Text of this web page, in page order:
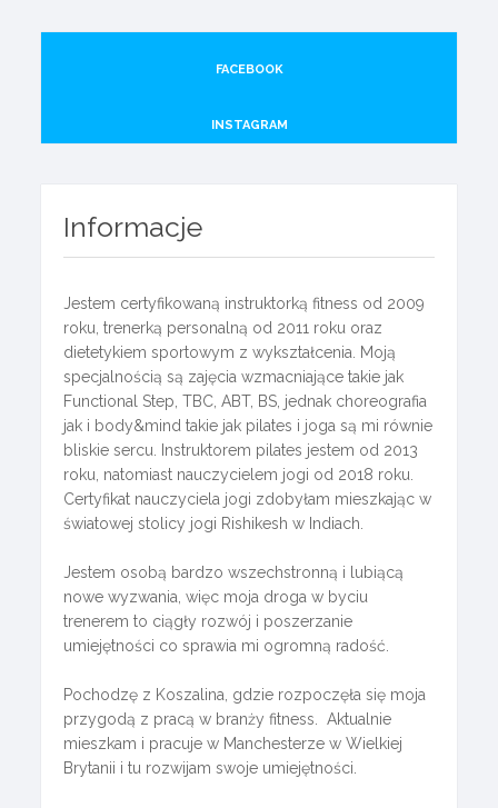
FACEBOOK
INSTAGRAM
Informacje
Jestem certyfikowaną instruktorką fitness od 2009
roku, trenerką personalną od 2011 roku oraz
dietetykiem sportowym z wykształcenia. Moją
specjalnością są zajęcia wzmacniające takie jak
Functional Step, TBC, ABT, BS, jednak choreografia
jak i body&mind takie jak pilates i joga są mi równie
bliskie sercu. Instruktorem pilates jestem od 2013
roku, natomiast nauczycielem jogi od 2018 roku.
Certyfikat nauczyciela jogi zdobyłam mieszkając w
światowej stolicy jogi Rishikesh w Indiach.
Jestem osobą bardzo wszechstronną i lubiącą
nowe wyzwania, więc moja droga w byciu
trenerem to ciągły rozwój i poszerzanie
umiejętności co sprawia mi ogromną radość.
Pochodzę z Koszalina, gdzie rozpoczęła się moja
przygodą z pracą w branży fitness. Aktualnie
mieszkam i pracuje w Manchesterze w Wielkiej
Brytanii i tu rozwijam swoje umiejętności.